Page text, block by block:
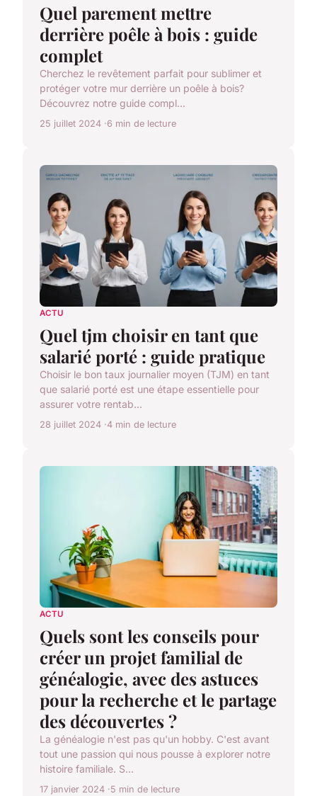
Quel parement mettre
derrière poêle à bois : guide
complet
Cherchez le revêtement parfait pour sublimer et
protéger votre mur derrière un poêle à bois?
Découvrez notre guide compl...
25 juillet 2024 6 min de lecture
ACTU
Quel tjm choisir en tant que
salarié porté : guide pratique
Choisir le bon taux journalier moyen (TJM) en tant
que salarié porté est une étape essentielle pour
assurer votre rentab...
28 juillet 2024 4 min de lecture
ACTU
Quels sont les conseils pour
créer un projet familial de
généalogie, avec des astuces
pour la recherche et le partage
des découvertes ?
La généalogie n'est pas qu'un hobby. C'est avant
tout une passion qui nous pousse à explorer notre
histoire familiale. S...
17 janvier 2024 5 min de lecture